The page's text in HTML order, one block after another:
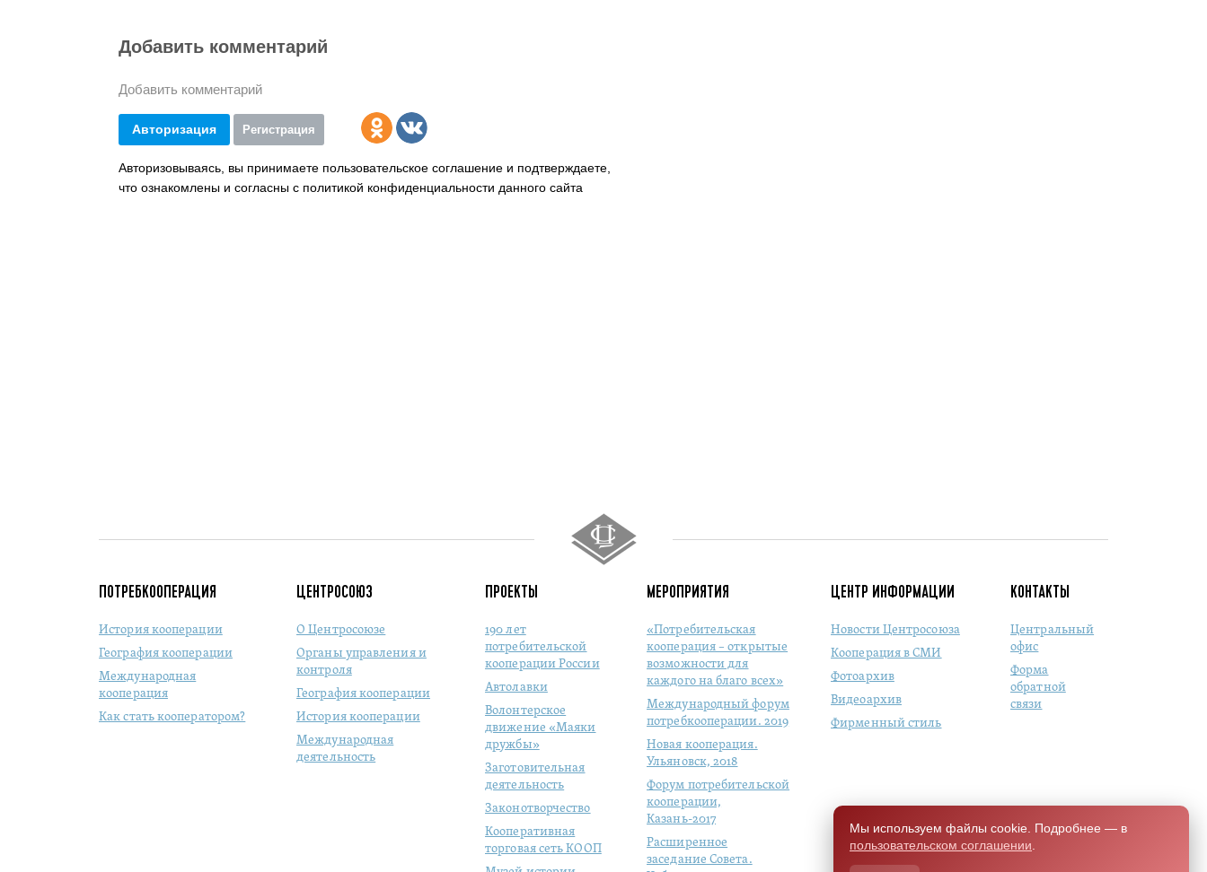
Добавить комментарий
Добавить комментарий
Авторизация Регистрация
Авторизовываясь, вы принимаете пользовательское соглашение и подтверждаете,
что ознакомлены и согласны с политикой конфиденциальности данного сайта
ПОТРЕБКООПЕРАЦИЯ
История кооперации
География кооперации
Международная
кооперация
Как стать кооператором?
ЦЕНТРОСОЮЗ
О Центросоюзе
Органы управления и
контроля
География кооперации
История кооперации
Международная
деятельность
ПРОЕКТЫ
190 лет
потребительской
кооперации России
Автолавки
Волонтерское
движение «Маяки
дружбы»
Заготовительная
деятельность
Законотворчество
Кооперативная
торговая сеть КООП
МЕРОПРИЯТИЯ
«Потребительская
кооперация – открытые
возможности для
каждого на благо всех»
Международный форум
потребкооперации. 2019
Новая кооперация.
Ульяновск, 2018
Форум потребительской
кооперации,
Казань-2017
Расширенное
заседание Совета.
ЦЕНТР ИНФОРМАЦИИ
Новости Центросоюза
Кооперация в СМИ
Фотоархив
Видеоархив
Фирменный стиль
КОНТАКТЫ
Центральный
офис
Форма
обратной
связи
Мы используем файлы cookie. Подробнее — в
пользовательском соглашении